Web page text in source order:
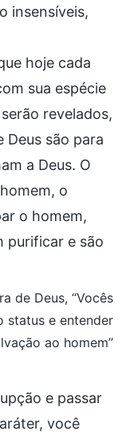
insensíveis,
hoje cada
sua espécie
revelados,
Deus são para
a Deus. O
o
o homem,
purificar e são
de Deus, “Vocês
status e entender
ao homem”
e passar
você